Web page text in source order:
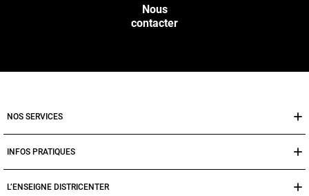
Nous
contacter
NOS SERVICES
INFOS PRATIQUES
L’ENSEIGNE DISTRICENTER